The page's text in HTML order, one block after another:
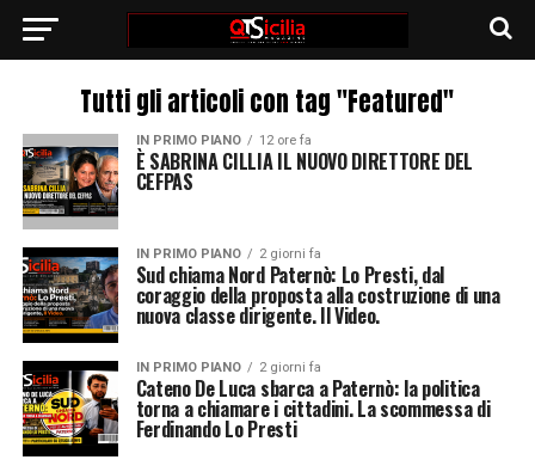
Tutti gli articoli con tag "Featured"
IN PRIMO PIANO 12 ore fa
È SABRINA CILLIA IL NUOVO DIRETTORE DEL
CEFPAS
IN PRIMO PIANO 2 giorni fa
Sud chiama Nord Paternò: Lo Presti, dal
coraggio della proposta alla costruzione di una
nuova classe dirigente. Il Video.
IN PRIMO PIANO 2 giorni fa
Cateno De Luca sbarca a Paternò: la politica
torna a chiamare i cittadini. La scommessa di
Ferdinando Lo Presti